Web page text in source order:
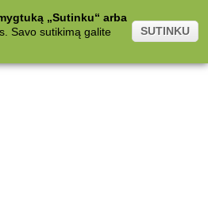
„Sutinku“ arba
Savo sutikimą galite
SUTINKU